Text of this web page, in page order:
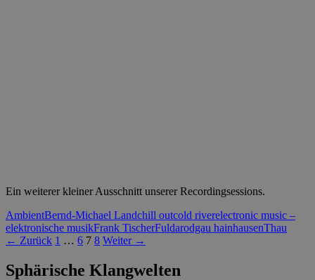
Ein weiterer kleiner Ausschnitt unserer Recordingsessions.
AmbientBernd-Michael Landchill outcold riverelectronic music –
elektronische musikFrank TischerFuldarodgau hainhausenThau
Beitrags-
← Zurück 1 … 6 7 8 Weiter →
Sphärische Klangwelten